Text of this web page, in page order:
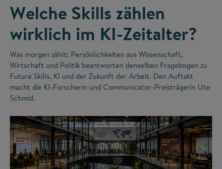
Welche Skills zählen
wirklich im KI-Zeitalter?
Was morgen zählt: Persönlichkeiten aus Wissenschaft,
Wirtschaft und Politik beantworten denselben Fragebogen zu
Future Skills, KI und der Zukunft der Arbeit. Den Auftakt
macht die KI-Forscherin und Communicator-Preisträgerin Ute
Schmid.